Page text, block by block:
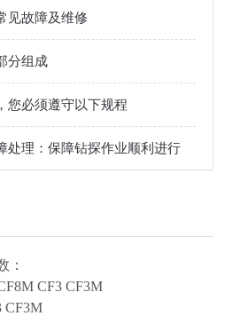
见故障及维修
分组成
您必须遵守以下规程
处理：保障钻探作业顺利进行
：
CF3 CF3M
CF3M